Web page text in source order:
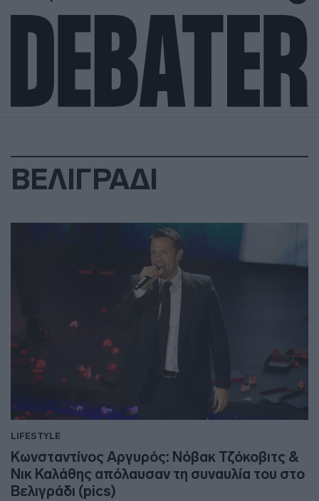
ΒΕΛΙΓΡΑΔΙ
LIFESTYLE
Κωνσταντίνος Αργυρός: Νόβακ Τζόκοβιτς &
Νικ Καλάθης απόλαυσαν τη συναυλία του στο
Βελιγράδι (pics)